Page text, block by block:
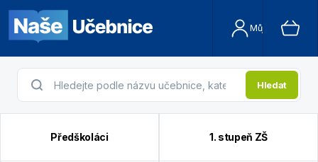
Můj účet
Hledat
Předškoláci 1. stupeň ZŠ